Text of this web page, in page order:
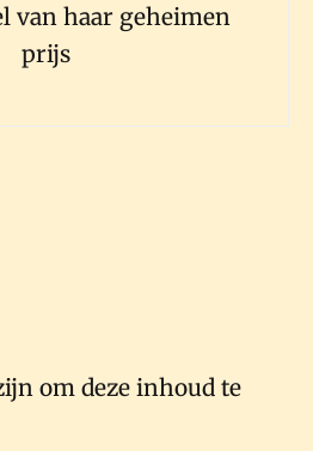
van haar geheimen
prijs
om deze inhoud te